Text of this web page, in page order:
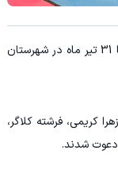
به گزارش ورزش سه و به نقل از تسنیم، هشتمین اردوی تیم ملی کبدی بانوان اعزامی به بازی‌های آسیایی 2026 ناگویا از 18 تا 31 تیر ماه در شهرستان
کریمی، فرشته کلاگر،
دعوت شدند.